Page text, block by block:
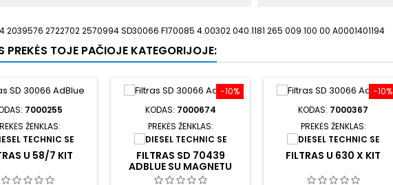
2039576 2722702 2570994 SD30066 F170085 4.00302 040.1181 265 009 100 00 A0001401194
PREKĖS TOJE PAČIOJE KATEGORIJOJE:
7000255
ŽENKLAS:
U 58/7 KIT
−10%
KODAS: 7000674
PREKĖS ŽENKLAS:
FILTRAS SD 70439
ADBLUE SU MAGNETU
VOLVO/RENAULT
−10%
KODAS: 7000367
PREKĖS ŽENKLAS:
FILTRAS U 630 X KIT